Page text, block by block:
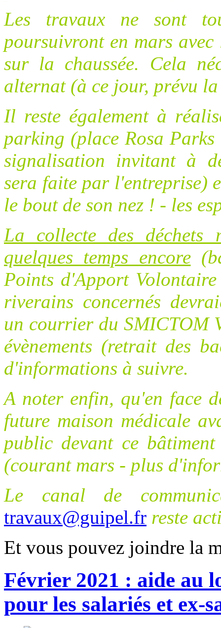
Les travaux ne sont
poursuivront en mars
sur la chaussée. Cela
alternat (à ce jour, prévu
Il reste également à
parking (place Rosa
signalisation invitant à
sera faite par l'entreprise)
le bout de son nez ! - les
La collecte des déchets
quelques temps encore
Points d'Apport
riverains concernés
un courrier du SMICTOM
évènements (retrait des
d'informations à suivre.
A noter enfin, qu'en face
future maison médicale
public devant ce
(courant mars - plus
Le canal de
travaux@guipel.fr reste
Et vous pouvez joindre la
Février 2021 : aide au
pour les salariés et ex-